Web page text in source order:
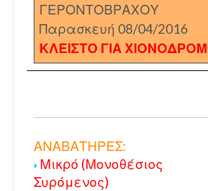
ΓΕΡΟΝΤΟΒΡΑΧΟΥ
Παρασκευή 08/04/2016
ΚΛΕΙΣΤΟ ΓΙΑ
ΑΝΑΒΑΤΗΡΕΣ:
Μικρό (Μονοθέσιος
Συρόμενος)